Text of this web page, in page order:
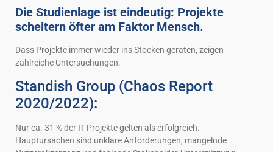
Die Studienlage ist eindeutig: Projekte
scheitern öfter am Faktor Mensch.
Dass Projekte immer wieder ins Stocken geraten, zeigen
zahlreiche Untersuchungen.
Standish Group (Chaos Report
2020/2022):
Nur ca. 31 % der IT-Projekte gelten als erfolgreich.
Hauptursachen sind unklare Anforderungen, mangelnde